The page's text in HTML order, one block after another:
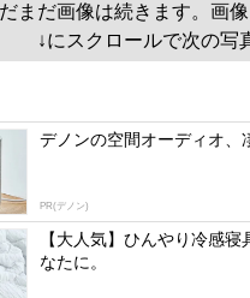
まだ画像は続きます。画像
↓にスクロールで次の写
デノンの空間オーディオ、
PR(デノン)
【大人気】ひんやり冷感
なたに。